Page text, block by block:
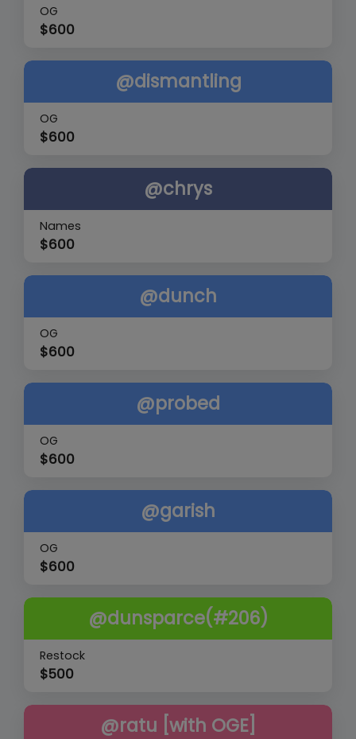
OG
$600
@dismantling
OG
$600
@chrys
Names
$600
@dunch
OG
$600
@probed
OG
$600
@garish
OG
$600
@dunsparce(#206)
Restock
$500
@ratu [with OGE]